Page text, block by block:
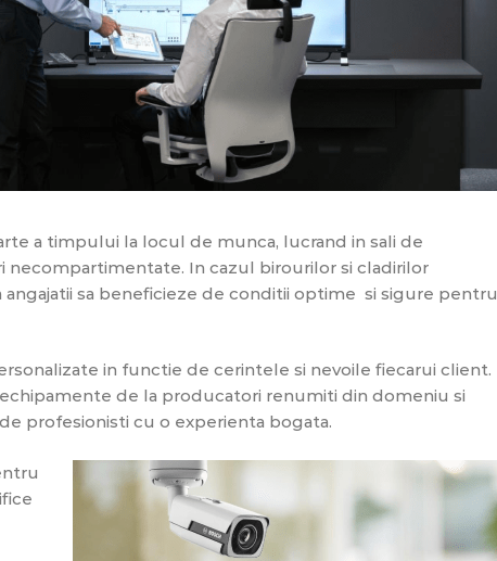
a timpului la locul de munca, lucrand in sali de
necompartimentate. In cazul birourilor si cladirilor
sa beneficieze de conditii optime si sigure pentru
in functie de cerintele si nevoile fiecarui client.
de la producatori renumiti din domeniu si
profesionisti cu o experienta bogata.